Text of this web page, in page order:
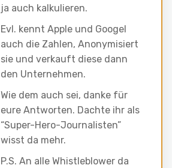
ja auch kalkulieren.
Evl. kennt Apple und Googel
auch die Zahlen, Anonymisiert
sie und verkauft diese dann
den Unternehmen.
Wie dem auch sei, danke für
eure Antworten. Dachte ihr als
“Super-Hero-Journalisten”
wisst da mehr.
P.S. An alle Whistleblower da